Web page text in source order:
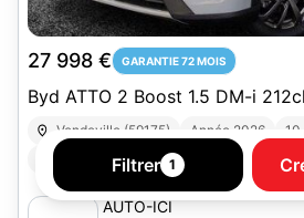
27 998 € GARANTIE 72 MOIS
Byd ATTO 2 Boost 1.5 DM-i
Vendeville (59175) Année 2026 10
Boîte automatique
4x4 - SUV
AUTO-ICI
Filtrer 1